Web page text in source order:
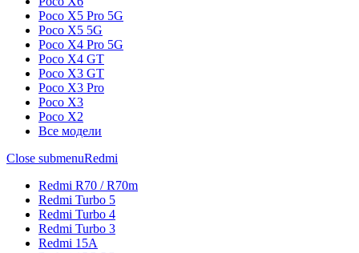
Poco X5 Pro 5G
Poco X5 5G
Poco X4 Pro 5G
Poco X4 GT
Poco X3 GT
Poco X3 Pro
Poco X3
Poco X2
Все модели
Close submenuRedmi
Redmi R70 / R70m
Redmi Turbo 5
Redmi Turbo 4
Redmi Turbo 3
Redmi 15A